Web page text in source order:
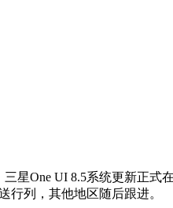
One UI 8.5系统更新正式在
行列，其他地区随后跟进。